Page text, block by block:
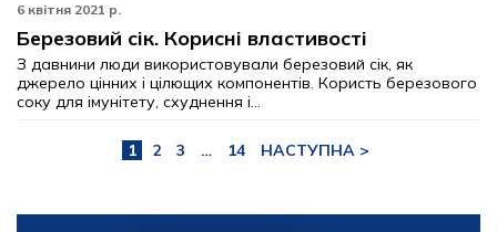
6 квітня 2021 р.
Березовий сік. Корисні властивості
З давнини люди використовували березовий сік, як
джерело цінних і цілющих компонентів. Користь березового
соку для імунітету, схуднення і...
1 2 3 … 14 НАСТУПНА >